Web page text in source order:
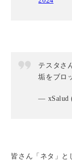
テスタさ
垢をブロ
— xSalud
皆さん「ネタ」と